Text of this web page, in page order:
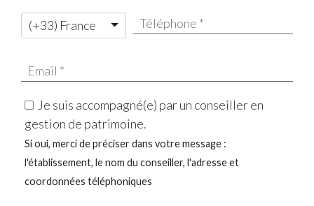
(+33) France
Je suis accompagné(e) par un conseiller en
gestion de patrimoine.
Si oui, merci de préciser dans votre message :
l'établissement, le nom du conseiller, l'adresse et
coordonnées téléphoniques